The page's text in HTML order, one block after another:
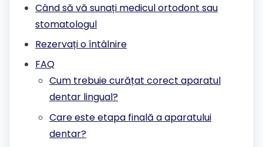
Când să vă sunați medicul ortodont sau
stomatologul
Rezervați o întâlnire
FAQ
Cum trebuie curățat corect aparatul
dentar lingual?
Care este etapa finală a aparatului
dentar?